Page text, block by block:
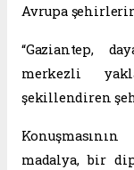
Avrupa
“Gaziantep,
merkezli
şekillendiren
madalya, bir